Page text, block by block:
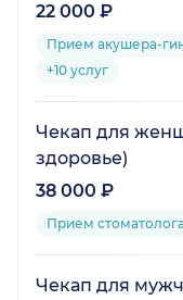
22 000 ₽
Прием акушера-
+10 услуг
Чекап для
здоровье)
38 000 ₽
Прием
Чекап для